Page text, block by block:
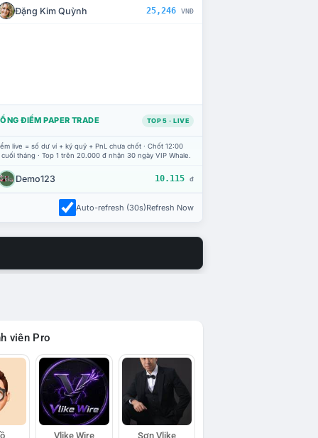
Đặng Kim Quỳnh 25,246 VNĐ
ĐIỂM PAPER TRADE TOP 5 · LIVE
live = số dư ví + ký quỹ + PnL chưa chốt · Chốt 12:00
tháng · Top 1 trên 20.000 đ nhận 30 ngày VIP Whale.
Demo123 10.115 đ
Auto-refresh (30s)Refresh Now
viên Pro
Vlike Wire Sơn Vlike